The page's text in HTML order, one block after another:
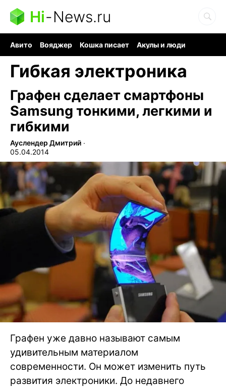
Hi-News.ru
Авито Вояджер Кошка писает
Акулы и люди
Гибкая электроника
Графен сделает смартфоны
Samsung тонкими, легкими и
гибкими
Ауслендер Дмитрий ∙
05.04.2014
Графен уже давно называют самым
удивительным материалом
современности. Он может изменить путь
развития электроники. До недавнего